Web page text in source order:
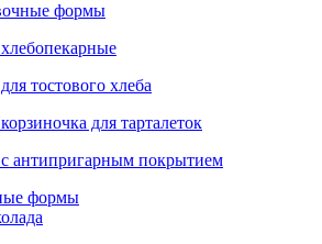
формы
тостового хлеба
для тарталеток
антипригарным покрытием
формы